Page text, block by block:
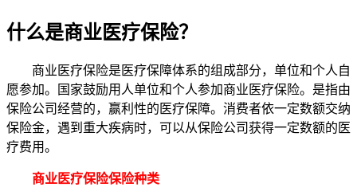
什么是商业医疗保险？
商业医疗保险是医疗保障体系的组成部分，单位和个人自
愿参加。国家鼓励用人单位和个人参加商业医疗保险。是指由
保险公司经营的，赢利性的医疗保障。消费者依一定数额交纳
保险金，遇到重大疾病时，可以从保险公司获得一定数额的医
疗费用。
商业医疗保险保险种类